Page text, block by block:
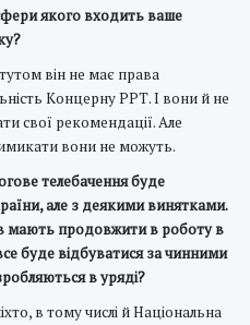
якого входить ваше
він не має права
Концерну РРТ. І вони й не
свої рекомендації. Але
вони не можуть.
телебачення буде
але з деякими винятками.
мають продовжити в роботу в
буде відбуватися за чинними
в уряді?
в тому числі й Національна